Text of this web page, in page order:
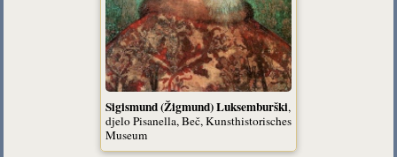
Sigismund (Žigmund) Luksemburški,
djelo Pisanella, Beč, Kunsthistorisches
Museum